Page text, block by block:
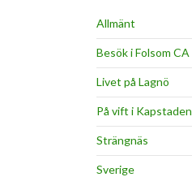
Allmänt
Besök i Folsom CA
Livet på Lagnö
På vift i Kapstaden
Strängnäs
Sverige